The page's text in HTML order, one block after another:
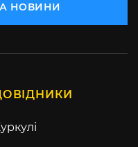
НОВИНИ